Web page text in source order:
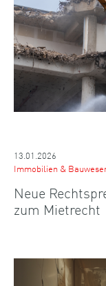
13.01.2026
Immobilien &
Neue
zum Mietrecht